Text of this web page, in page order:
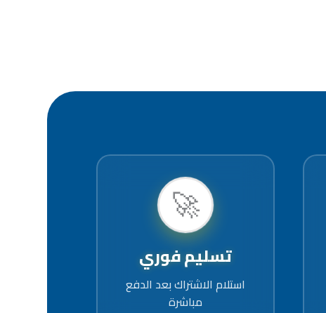
🚀
تسليم فوري
استلام الاشتراك بعد الدفع
مباشرة